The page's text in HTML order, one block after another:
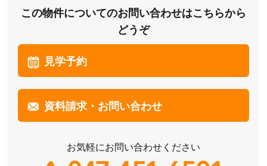
この物件についてのお問い合わせはこちらから
どうぞ
見学予約
資料請求・お問い合わせ
お気軽にお問い合わせください